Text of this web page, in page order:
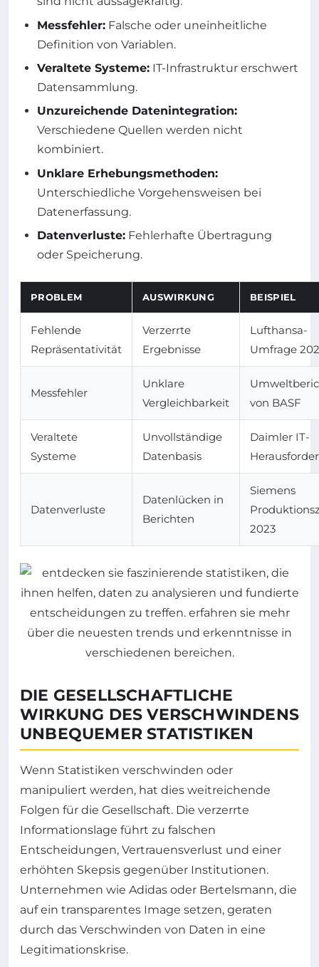
Messfehler: Falsche oder uneinheitliche
Definition von Variablen.
Veraltete Systeme: IT-Infrastruktur erschwert
Datensammlung.
Unzureichende Datenintegration:
Verschiedene Quellen werden nicht
kombiniert.
Unklare Erhebungsmethoden:
Unterschiedliche Vorgehensweisen bei
Datenerfassung.
Datenverluste: Fehlerhafte Übertragung
oder Speicherung.
PROBLEM AUSWIRKUNG BEISPIEL
Fehlende
Repräsentativität
Verzerrte
Ergebnisse
Lufthansa-
Umfrage
Messfehler
Unklare
Vergleichbarkeit
von BASF
Veraltete
Systeme
Unvollständige
Datenbasis
Daimler IT-
Datenverluste
Datenlücken in
Berichten
Siemens
2023
DIE GESELLSCHAFTLICHE
WIRKUNG DES VERSCHWINDENS
UNBEQUEMER STATISTIKEN
Wenn Statistiken verschwinden oder
manipuliert werden, hat dies weitreichende
Folgen für die Gesellschaft. Die verzerrte
Informationslage führt zu falschen
Entscheidungen, Vertrauensverlust und einer
erhöhten Skepsis gegenüber Institutionen.
Unternehmen wie Adidas oder Bertelsmann, die
auf ein transparentes Image setzen, geraten
durch das Verschwinden von Daten in eine
Legitimationskrise.